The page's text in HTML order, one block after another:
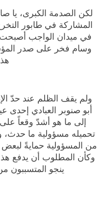
لكن الصدمة الكبرى، يا
المشاركة في طابور
في ميدان الواجب أصبحت
وسام فخر على صدر
ولم يقف الظلم عند حدّ
أبو صنوبر العبادي إحدى
إلى ما هو أشدّ وقعاً
تحميله مسؤولية ما حدث،
من المسؤولية حمايةً لبعض
وكأن المطلوب أن يدفع
ينجو المتسببون